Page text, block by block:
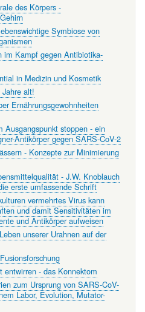
des Körpers -
Symbiose von
im Kampf gegen Antibiotika-
in Medizin und Kosmetik
alt!
Ernährungsgewohnheiten
Ausgangspunkt stoppen - ein
Antikörper gegen SARS-CoV-2
- Konzepte zur Minimierung
- J.W. Knoblauch
erste umfassende Schrift
vermehrtes Virus kann
und damit Sensitivitäten im
und Antikörper aufweisen
unserer Urahnen auf der
entwirren - das Konnektom
zum Ursprung von SARS-CoV-
Labor, Evolution, Mutator-